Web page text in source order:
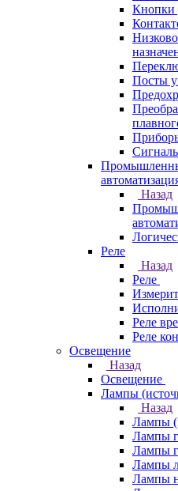
Кнопки
Посты
Назад
Реле
Назад
Реле
Реле
Реле
Освещение
Назад
Освещение
Лампы
Назад
Лампы
Лампы
Лампы
Лампы
Лампы